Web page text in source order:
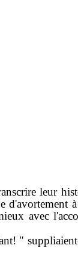
leur
avec
"